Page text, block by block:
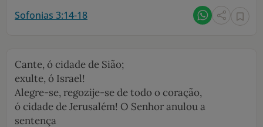
Sofonias 3:14-18
Cante, ó cidade de Sião;
exulte, ó Israel!
Alegre-se, regozije-se de todo o coração,
ó cidade de Jerusalém! O Senhor anulou a
sentença